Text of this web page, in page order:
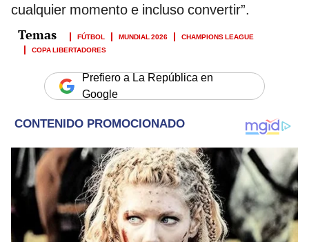
cualquier momento e incluso convertir”.
FÚTBOL MUNDIAL 2026
CHAMPIONS LEAGUE
COPA LIBERTADORES
Prefiero a La República en
Google